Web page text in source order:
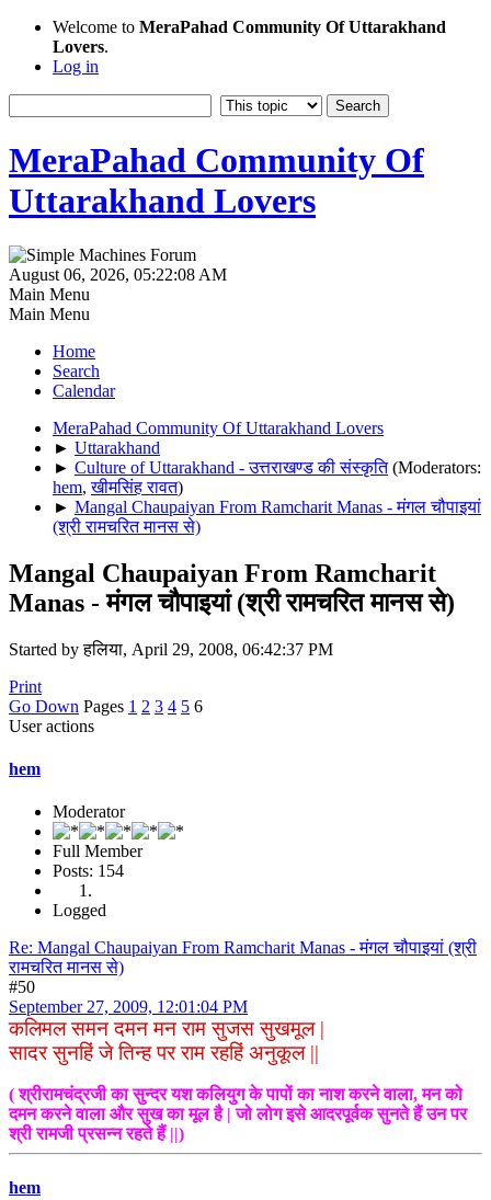
Welcome to MeraPahad Community Of Uttarakhand
Lovers.
Log in
MeraPahad Community Of
Uttarakhand Lovers
August 06, 2026, 05:22:08 AM
Main Menu
Main Menu
Home
Search
Calendar
MeraPahad Community Of Uttarakhand Lovers
► Uttarakhand
► Culture of Uttarakhand - उत्तराखण्ड की संस्कृति (Moderators:
hem,खीमसिंह रावत)
► Mangal Chaupaiyan From Ramcharit Manas - मंगल चौपाइयां
(श्री रामचरित मानस से)
Mangal Chaupaiyan From Ramcharit
Manas - मंगल चौपाइयां (श्री रामचरित मानस से)
Started by हलिया, April 29, 2008, 06:42:37 PM
Print
Go Down Pages 1 2 3 4 5 6
User actions
hem
Moderator
Full Member
Posts: 154
Logged
Re: Mangal Chaupaiyan From Ramcharit Manas - मंगल चौपाइयां (श्री
रामचरित मानस से)
#50
September 27, 2009, 12:01:04 PM
कलिमल समन दमन मन राम सुजस सुखमूल |
सादर सुनहिं जे तिन्ह पर राम रहहिं अनुकूल ||
( श्रीरामचंद्रजी का सुन्दर यश कलियुग के पापों का नाश करने वाला, मन को
दमन करने वाला और सुख का मूल है | जो लोग इसे आदरपूर्वक सुनते हैं उन पर
श्री रामजी प्रसन्न रहते हैं ||)
hem